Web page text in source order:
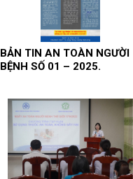
BẢN TIN AN TOÀN NGƯỜI
BỆNH SỐ 01 – 2025.